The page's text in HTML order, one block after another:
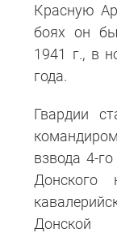
Красную
боях он
1941 г., в
года.
Гвардии
взвода 4-
Донского
Донской